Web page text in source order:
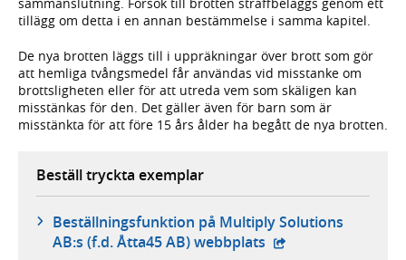
tillägg om detta i en annan bestämmelse i samma kapitel.
De nya brotten läggs till i uppräkningar över brott som gör
att hemliga tvångsmedel får användas vid misstanke om
brottsligheten eller för att utreda vem som skäligen kan
misstänkas för den. Det gäller även för barn som är
misstänkta för att före 15 års ålder ha begått de nya brotten.
Beställ tryckta exemplar
Beställningsfunktion på Multiply Solutions
AB:s (f.d. Åtta45 AB) webbplats - extern webbplats,